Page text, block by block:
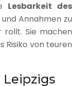
Lesbarkeit des
Annahmen zu
rollt. Sie machen
Risiko von teuren